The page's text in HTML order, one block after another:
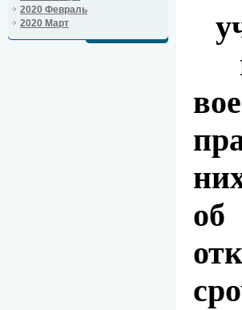
2020 Февраль
2020 Март